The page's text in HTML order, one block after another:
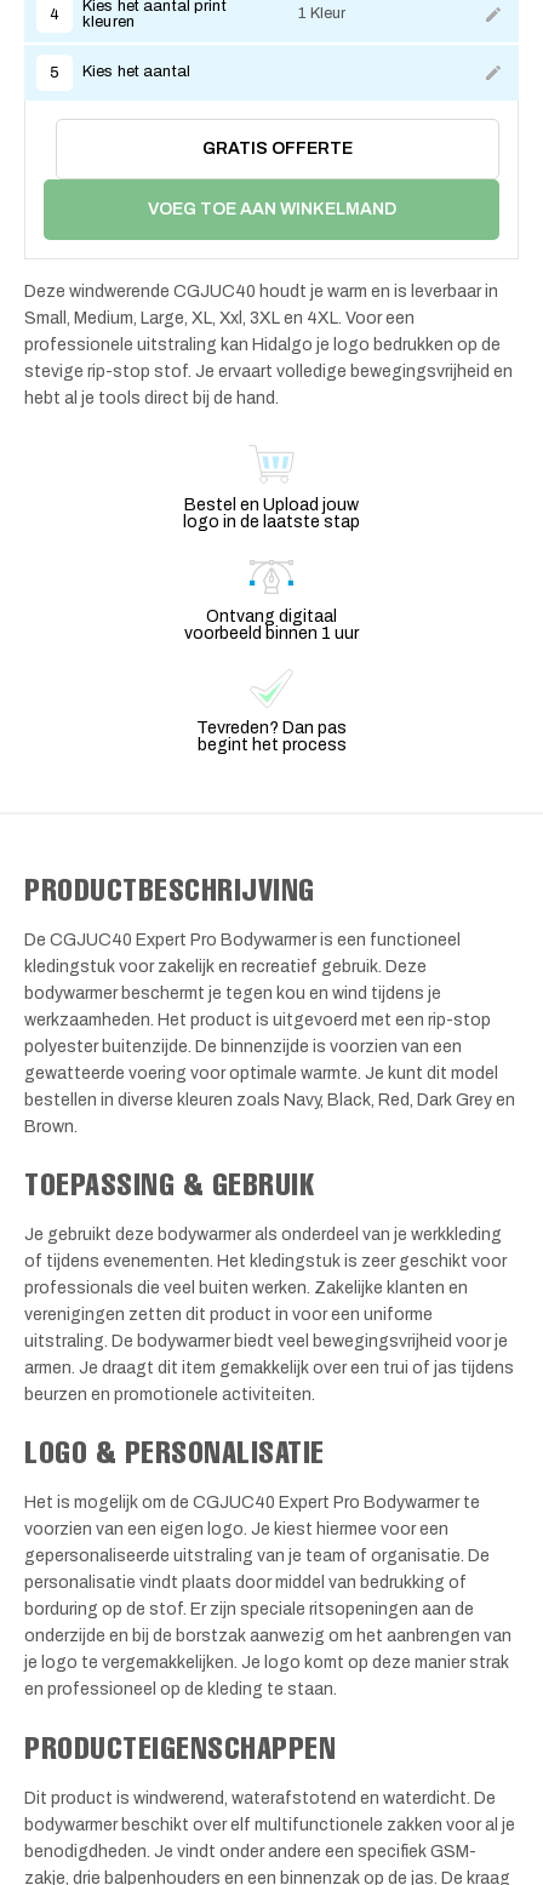
4
Kies het aantal print
kleuren
1 Kleur
5 Kies het aantal
GRATIS OFFERTE
VOEG TOE AAN WINKELMAND
Deze windwerende CGJUC40 houdt je warm en is leverbaar in
Small, Medium, Large, XL, Xxl, 3XL en 4XL. Voor een
professionele uitstraling kan Hidalgo je logo bedrukken op de
stevige rip-stop stof. Je ervaart volledige bewegingsvrijheid en
hebt al je tools direct bij de hand.
Bestel en Upload jouw
logo in de laatste stap
Ontvang digitaal
voorbeeld binnen 1 uur
Tevreden? Dan pas
begint het process
PRODUCTBESCHRIJVING
De CGJUC40 Expert Pro Bodywarmer is een functioneel
kledingstuk voor zakelijk en recreatief gebruik. Deze
bodywarmer beschermt je tegen kou en wind tijdens je
werkzaamheden. Het product is uitgevoerd met een rip-stop
polyester buitenzijde. De binnenzijde is voorzien van een
gewatteerde voering voor optimale warmte. Je kunt dit model
bestellen in diverse kleuren zoals Navy, Black, Red, Dark Grey en
Brown.
TOEPASSING & GEBRUIK
Je gebruikt deze bodywarmer als onderdeel van je werkkleding
of tijdens evenementen. Het kledingstuk is zeer geschikt voor
professionals die veel buiten werken. Zakelijke klanten en
verenigingen zetten dit product in voor een uniforme
uitstraling. De bodywarmer biedt veel bewegingsvrijheid voor je
armen. Je draagt dit item gemakkelijk over een trui of jas tijdens
beurzen en promotionele activiteiten.
LOGO & PERSONALISATIE
Het is mogelijk om de CGJUC40 Expert Pro Bodywarmer te
voorzien van een eigen logo. Je kiest hiermee voor een
gepersonaliseerde uitstraling van je team of organisatie. De
personalisatie vindt plaats door middel van bedrukking of
borduring op de stof. Er zijn speciale ritsopeningen aan de
onderzijde en bij de borstzak aanwezig om het aanbrengen van
je logo te vergemakkelijken. Je logo komt op deze manier strak
en professioneel op de kleding te staan.
PRODUCTEIGENSCHAPPEN
Dit product is windwerend, waterafstotend en waterdicht. De
bodywarmer beschikt over elf multifunctionele zakken voor al je
benodigdheden. Je vindt onder andere een specifiek GSM-
zakje, drie balpenhouders en een binnenzak op de jas. De kraag